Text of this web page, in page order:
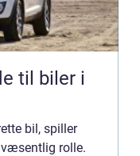
til biler i
bil, spiller
rolle.